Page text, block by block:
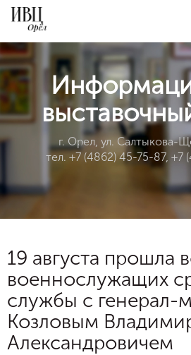
г. Орел, ул. Салтыкова-
тел. +7 (4862) 45-75-87, +7
19 августа прошла
военнослужащих
службы c генерал-
Козловым
Александровичем